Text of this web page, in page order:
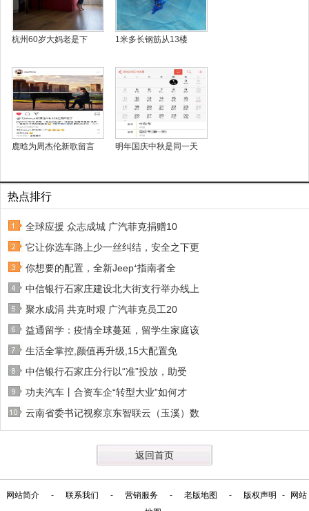
杭州60岁大妈老是下 1米多长钢筋从13楼
鹿晗为周杰伦新歌留言 明年国庆中秋是同一天
热点排行
全球应援 众志成城 广汽菲克捐赠10
它让你选车路上少一丝纠结，安全之下更
你想要的配置，全新Jeep⁺指南者全
中信银行石家庄建设北大街支行举办线上
聚水成涓 共克时艰 广汽菲克员工20
益通留学：疫情全球蔓延，留学生家庭该
生活全掌控,颜值再升级,15大配置免
中信银行石家庄分行以“准”投放，助受
功夫汽车丨合资车企“转型大业”如何才
云南省委书记视察京东智联云（玉溪）数
返回首页
网站简介 - 联系我们 - 营销服务 - 老版地图 - 版权声明 -
网站